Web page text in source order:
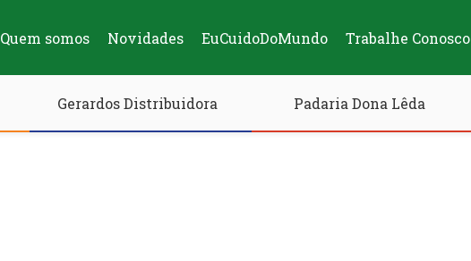
Quem somos Novidades EuCuidoDoMundo Trabalhe Conosco
Gerardos Distribuidora Padaria Dona Lêda